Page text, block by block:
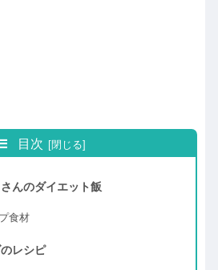
目次
んのダイエット飯
食材
レシピ